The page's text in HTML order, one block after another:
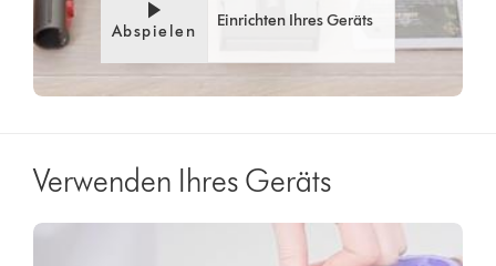
Abspielen
Einrichten Ihres Geräts
Verwenden Ihres Geräts